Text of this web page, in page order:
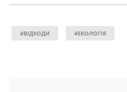
#ВІДХОДИ #ЕКОЛОГІЯ